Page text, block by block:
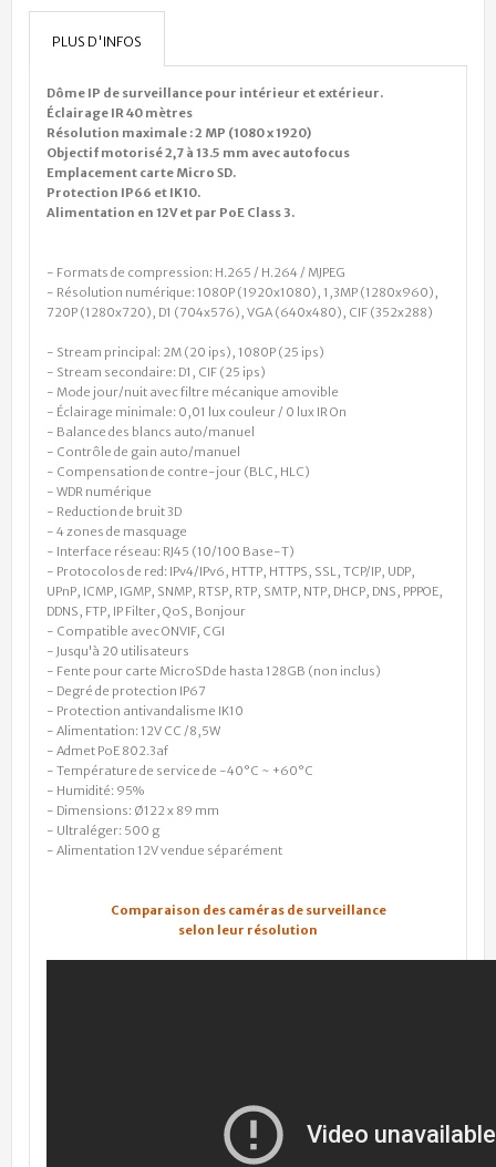
PLUS D'INFOS
Dôme IP de surveillance pour intérieur et extérieur.
Éclairage IR 40 mètres
Résolution maximale : 2 MP (1080 x 1920)
Objectif motorisé 2,7 à 13.5 mm avec autofocus
Emplacement carte Micro SD.
Protection IP66 et IK10.
Alimentation en 12V et par PoE Class 3.
- Formats de compression: H.265 / H.264 / MJPEG
- Résolution numérique: 1080P (1920x1080), 1,3MP (1280x960),
720P (1280x720), D1 (704x576), VGA (640x480), CIF (352x288)
- Stream principal: 2M (20 ips), 1080P (25 ips)
- Stream secondaire: D1, CIF (25 ips)
- Mode jour/nuit avec filtre mécanique amovible
- Éclairage minimale: 0,01 lux couleur / 0 lux IR On
- Balance des blancs auto/manuel
- Contrôle de gain auto/manuel
- Compensation de contre-jour (BLC, HLC)
- WDR numérique
- Reduction de bruit 3D
- 4 zones de masquage
- Interface réseau: RJ45 (10/100 Base-T)
- Protocolos de red: IPv4/IPv6, HTTP, HTTPS, SSL, TCP/IP, UDP,
UPnP, ICMP, IGMP, SNMP, RTSP, RTP, SMTP, NTP, DHCP, DNS, PPPOE,
DDNS, FTP, IP Filter, QoS, Bonjour
- Compatible avec ONVIF, CGI
- Jusqu'à 20 utilisateurs
- Fente pour carte MicroSD de hasta 128GB (non inclus)
- Degré de protection IP67
- Protection antivandalisme IK10
- Alimentation: 12V CC /8,5W
- Admet PoE 802.3af
- Température de service de -40°C ~ +60°C
- Humidité: 95%
- Dimensions: Ø122 x 89 mm
- Ultraléger: 500 g
- Alimentation 12V vendue séparément
Comparaison des caméras de surveillance
selon leur résolution